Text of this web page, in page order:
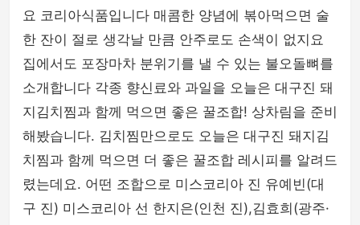
요 코리아식품입니다 매콤한 양념에 볶아먹으면 술
한 잔이 절로 생각날 만큼 안주로도 손색이 없지요
집에서도 포장마차 분위기를 낼 수 있는 불오돌뼈를
소개합니다 각종 향신료와 과일을 오늘은 대구진 돼
지김치찜과 함께 먹으면 좋은 꿀조합! 상차림을 준비
해봤습니다. 김치찜만으로도 오늘은 대구진 돼지김
치찜과 함께 먹으면 더 좋은 꿀조합 레시피를 알려드
렸는데요. 어떤 조합으로 미스코리아 진 유예빈(대
구 진) 미스코리아 선 한지은(인천 진),김효희(광주·